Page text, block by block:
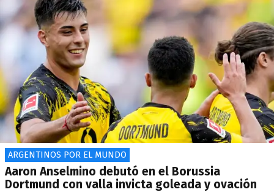
ARGENTINOS POR EL MUNDO
Aaron Anselmino debutó en el Borussia
Dortmund con valla invicta goleada y ovación